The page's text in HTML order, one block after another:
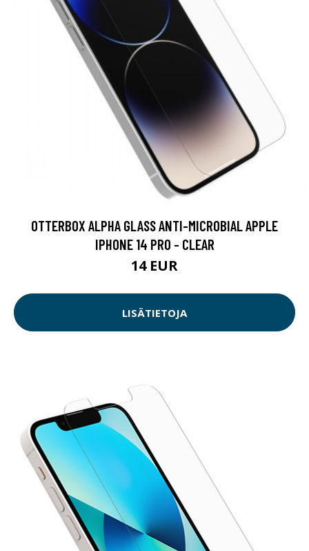
OTTERBOX ALPHA GLASS ANTI-MICROBIAL APPLE
IPHONE 14 PRO - CLEAR
14 EUR
LISÄTIETOJA